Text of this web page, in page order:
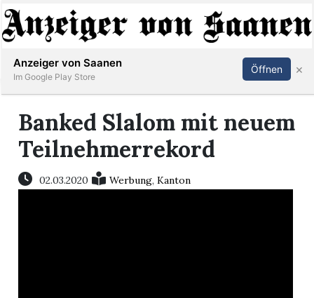
Abonnieren Anmelden
Banked Slalom mit neuem
Teilnehmerrekord
02.03.2020 Werbung,Kanton
Anzeiger von Saanen
Im Google Play Store
Öffnen ×